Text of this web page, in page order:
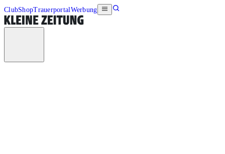
ClubShopTrauerportalWerbung